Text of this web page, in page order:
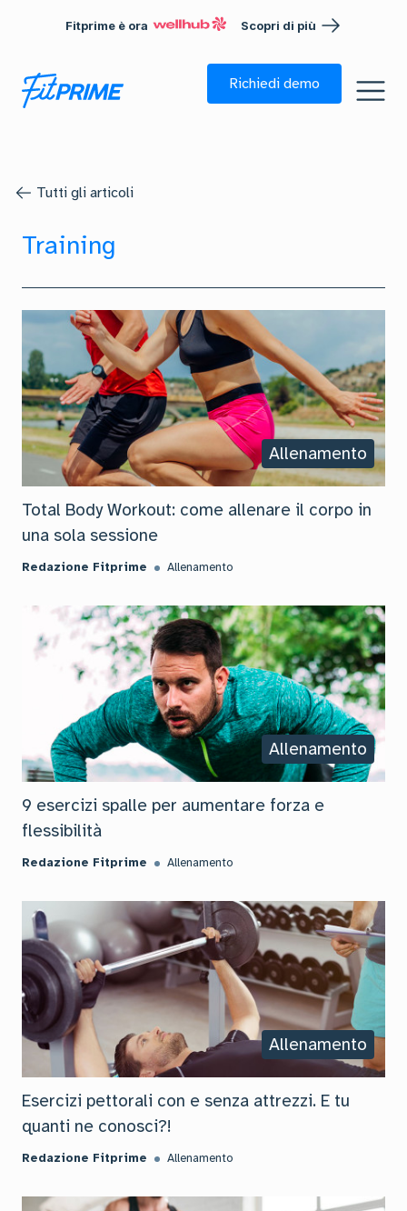
Fitprime è ora Scopri di più
Richiedi demo
Tutti gli articoli
Training
Allenamento
Total Body Workout: come allenare il corpo in
una sola sessione
Redazione Fitprime Allenamento
Allenamento
9 esercizi spalle per aumentare forza e
flessibilità
Redazione Fitprime Allenamento
Allenamento
Esercizi pettorali con e senza attrezzi. E tu
quanti ne conosci?!
Redazione Fitprime Allenamento